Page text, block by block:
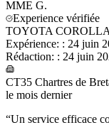
MME G.
Experience vérifiée
TOYOTA COROLLA
Expérience: : 24 juin
Rédaction: : 24 juin
CT35 Chartres de
le mois dernier
“Un service efficace